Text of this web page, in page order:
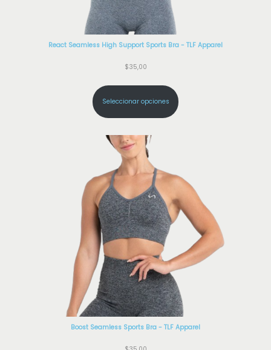
React Seamless High Support Sports Bra - TLF Apparel
$35,00
Seleccionar opciones
Boost Seamless Sports Bra - TLF Apparel